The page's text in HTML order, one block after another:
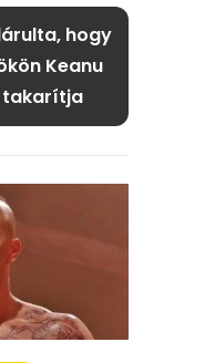
hogy
Keanu
takarítja